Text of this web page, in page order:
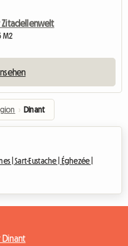
Zitadellenwelt
M2
› Dinant
|Sart-Eustache |
Éghezée |